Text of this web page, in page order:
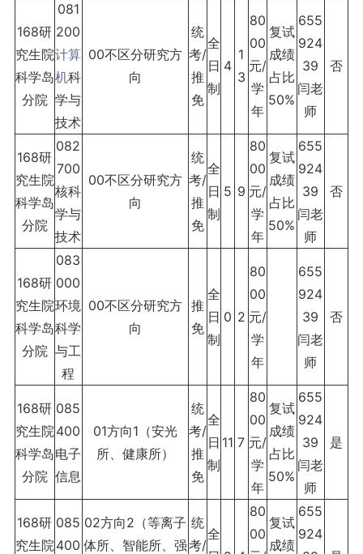
168研
究生院
科学岛
分院
081
200
计算
机科
学与
技术
00不区分研究方
向
统
考/
推
免
全
日
制
4
1
3
80
00
元/
学
年
复试
成绩
占比
50%
655
924
39
闫老
师
否
168研
究生院
科学岛
分院
082
700
核科
学与
技术
00不区分研究方
向
统
考/
推
免
全
日
制
5 9
80
00
元/
学
年
复试
成绩
占比
50%
655
924
39
闫老
师
否
168研
究生院
科学岛
分院
083
000
环境
科学
与工
程
00不区分研究方
向
推
免
全
日
制
0 2
80
00
元/
学
年
655
924
39
闫老
师
否
168研
究生院
科学岛
分院
085
400
电子
信息
01方向1（安光
所、健康所）
统
考/
推
免
全
日
制
11 7
80
00
元/
学
年
复试
成绩
占比
50%
655
924
39
闫老
师
是
168研
究生院
085
400
02方向2（等离子
体所、智能所、强
统
考/
全
80
00
复试
成绩
655
924